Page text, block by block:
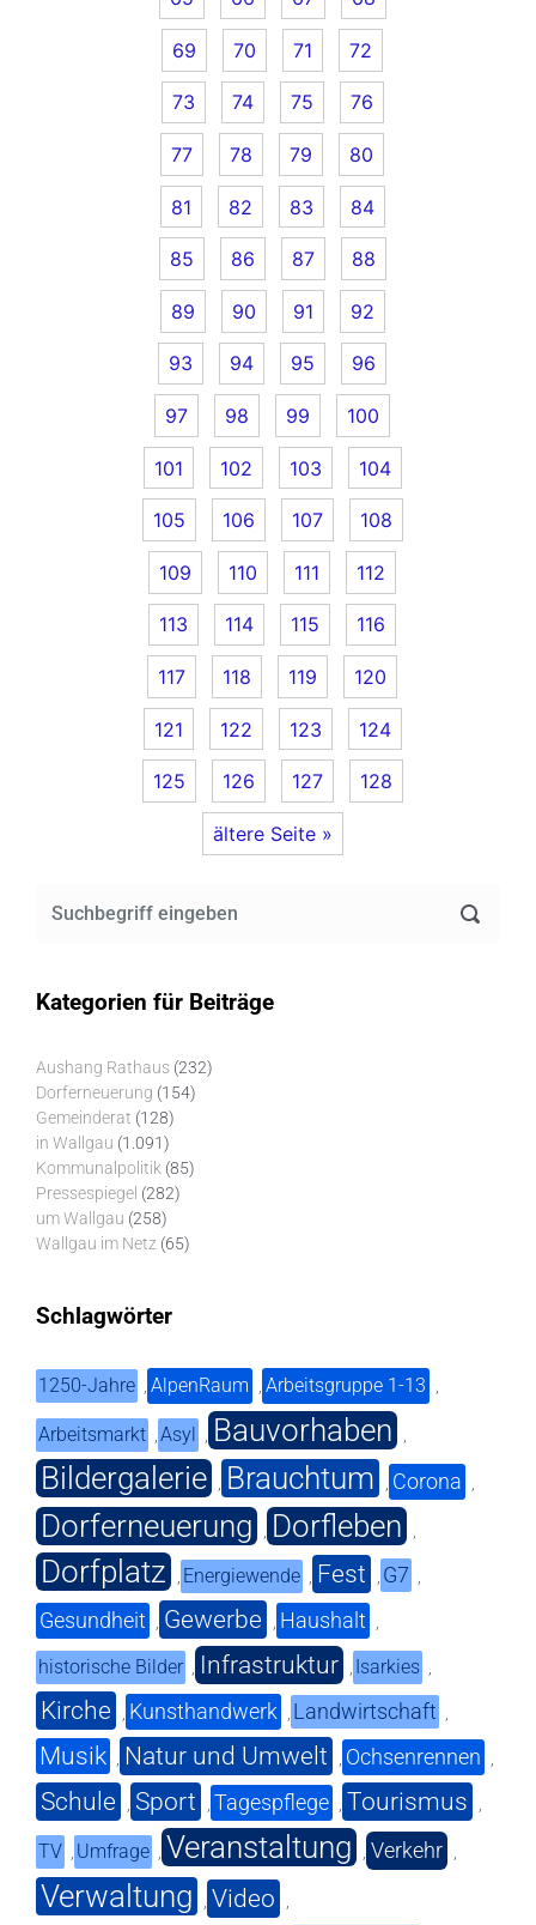
69 70 71 72
73 74 75 76
77 78 79 80
81 82 83 84
85 86 87 88
89 90 91 92
93 94 95 96
97 98 99 100
101 102 103 104
105 106 107 108
109 110 111 112
113 114 115 116
117 118 119 120
121 122 123 124
125 126 127 128
ältere Seite »
Kategorien für Beiträge
Aushang Rathaus (232)
Dorferneuerung (154)
Gemeinderat (128)
in Wallgau (1.091)
Kommunalpolitik (85)
Pressespiegel (282)
um Wallgau (258)
Wallgau im Netz (65)
Schlagwörter
1250-Jahre , AlpenRaum , Arbeitsgruppe 1-13 ,
Arbeitsmarkt ,Asyl , Bauvorhaben ,
Bildergalerie , Brauchtum , Corona ,
Dorferneuerung , Dorfleben ,
Dorfplatz , Energiewende , Fest , G7 ,
Gesundheit , Gewerbe , Haushalt ,
historische Bilder , Infrastruktur , Isarkies ,
Kirche , Kunsthandwerk , Landwirtschaft ,
Musik , Natur und Umwelt , Ochsenrennen ,
Schule , Sport , Tagespflege , Tourismus ,
TV , Umfrage , Veranstaltung , Verkehr ,
Verwaltung , Video ,